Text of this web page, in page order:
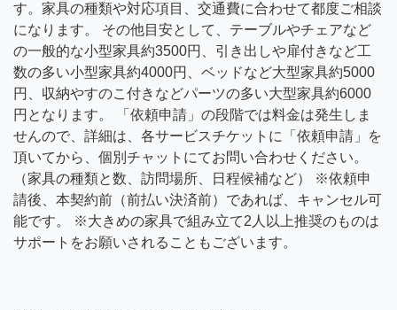
す。家具の種類や対応項目、交通費に合わせて都度ご相談
になります。 その他目安として、テーブルやチェアなど
の一般的な小型家具約3500円、引き出しや扉付きなど工
数の多い小型家具約4000円、ベッドなど大型家具約5000
円、収納やすのこ付きなどパーツの多い大型家具約6000
円となります。 「依頼申請」の段階では料金は発生しま
せんので、詳細は、各サービスチケットに「依頼申請」を
頂いてから、個別チャットにてお問い合わせください。
（家具の種類と数、訪問場所、日程候補など） ※依頼申
請後、本契約前（前払い決済前）であれば、キャンセル可
能です。 ※大きめの家具で組み立て2人以上推奨のものは
サポートをお願いされることもございます。